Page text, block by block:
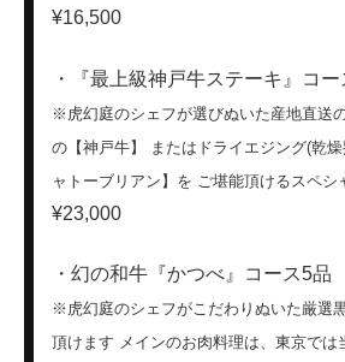
¥16,500
・『最上級神戸牛ステーキ』コー
※虎幻庭のシェフが選びぬいた産地直送
の【神戸牛】 またはドライエジング(乾
ャトーブリアン】を ご堪能頂けるスペシ
¥23,000
・幻の和牛『かつべ』コース5品
※虎幻庭のシェフがこだわりぬいた厳選
頂けます メインのお肉料理は、東京では